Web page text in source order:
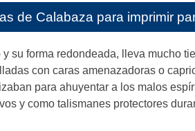
de Calabaza para imprimir
su forma redondeada, lleva mucho
con caras amenazadoras o
para ahuyentar a los malos
y como talismanes protectores